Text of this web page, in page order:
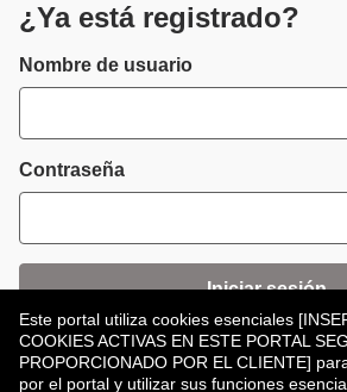
Este portal utiliza cookies esenciales
COOKIES ACTIVAS EN ESTE PORTAL
PROPORCIONADO POR EL CLIENTE]
por el portal y utilizar sus funciones
¿Ya está registrado?
Inicio de sesión
Nombre de usuario
Contraseña
Iniciar sesión
¿Has olvidado tu contraseña?